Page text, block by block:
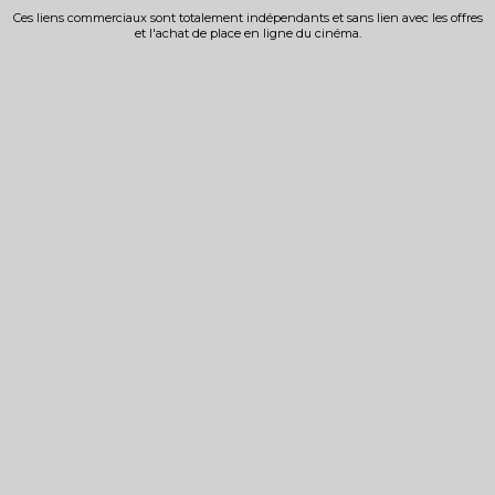
Ces liens commerciaux sont totalement indépendants et sans lien avec les offres
et l'achat de place en ligne du cinéma.